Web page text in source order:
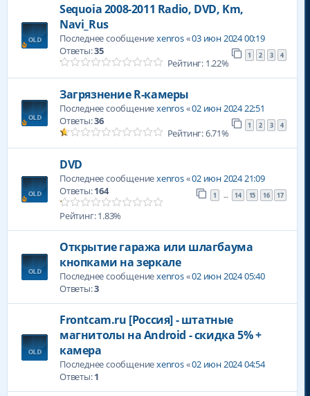
Sequoia 2008-2011 Radio, DVD, Km,
Navi_Rus
Последнее сообщениеxenros«03 июн 2024 00:19
Ответы:35 1 2 3 4
Рейтинг: 1.22%
Загрязнение R-камеры
Последнее сообщениеxenros«02 июн 2024 22:51
Ответы:36 1 2 3 4
Рейтинг: 6.71%
DVD
Последнее сообщениеxenros«02 июн 2024 21:09
Ответы:164 1 … 14 15 16 17
Рейтинг: 1.83%
Открытие гаража или шлагбаума
кнопками на зеркале
Последнее сообщениеxenros«02 июн 2024 05:40
Ответы:3
Frontcam.ru [Россия] - штатные
магнитолы на Android - скидка 5% +
камера
Последнее сообщениеxenros«02 июн 2024 04:54
Ответы:1